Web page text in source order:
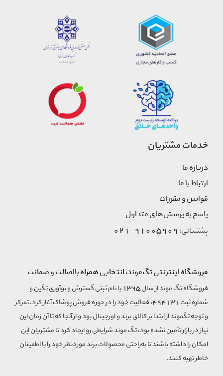
خدمات مشتریان
درباره ما
ارتباط با ما
قوانین و مقررات
پاسخ به پرسش‌های متداول
پشتیبانی: 91005909-021
فروشگاه اینترنتی تگ‌موند، انتخابی همراه بااصالت و ضمانت
فروشگاه تگ موند از سال 1395 با نام ثبتی گسترش و نوآوری تگین و
شماره ثبت 494131، فعالیت خود را در حوزه فروش پوشاک آغاز کرد. تمرکز
و توجه تگموند از ابتدا بر کالای برند و اورجینال بود و از آنجا که تا آن زمان این
نیاز در بازار تأمین نشده بود، تگ موند شرایطی رو ایجاد کرد تا مشتریان این
امکان را داشته باشند تا به‌راحتی محصولات برند مورد‌نظر خود را با اطمینان
خاطر تهیه کنند.